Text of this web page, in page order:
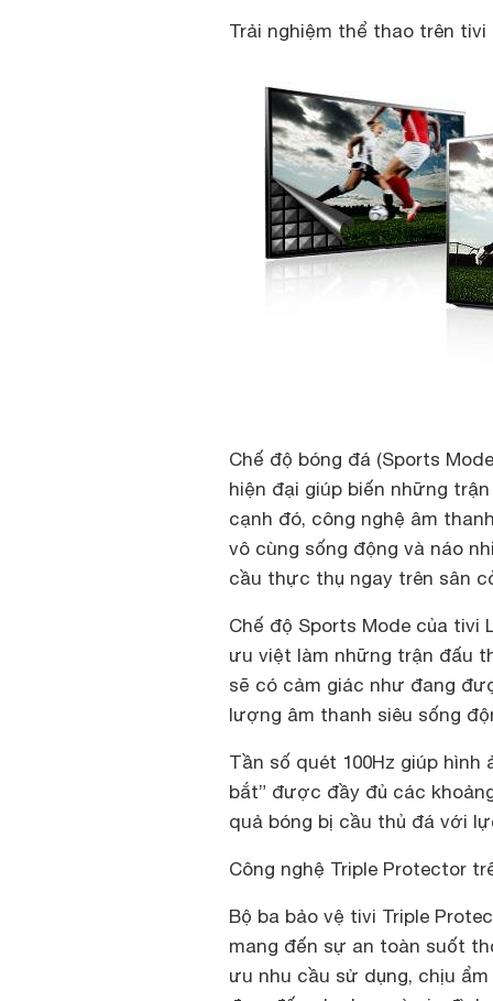
Trải nghiệm thể thao trên tivi
Chế độ bóng đá (Sports
hiện đại giúp biến những
cạnh đó, công nghệ âm
vô cùng sống động và náo
cầu thực thụ ngay trên sân
Chế độ Sports Mode của tivi
ưu việt làm những trận đấu
sẽ có cảm giác như đang
lượng âm thanh siêu sống
Tần số quét 100Hz giúp
bắt” được đầy đủ các
quả bóng bị cầu thủ đá với
Công nghệ Triple Protector
Bộ ba bảo vệ tivi Triple
mang đến sự an toàn suốt
ưu nhu cầu sử dụng, chịu